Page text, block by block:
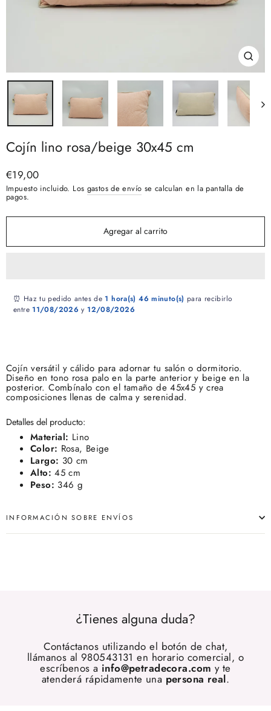
(esc)
Cojín lino rosa/beige 30x45 cm
Precio
habitual
€19,00
Impuesto incluido. Los gastos de envío se calculan en la pantalla de
pagos.
Agregar al carrito
⏰ Haz tu pedido antes de1 hora(s) 46 minuto(s) para recibirlo
entre11/08/2026 y12/08/2026
Cojín versátil y cálido para adornar tu salón o dormitorio.
Diseño en tono rosa palo en la parte anterior y beige en la
posterior. Combínalo con el tamaño de 45x45 y crea
composiciones llenas de calma y serenidad.
Detalles del producto:
Material: Lino
Color: Rosa, Beige
Largo: 30 cm
Alto: 45 cm
Peso: 346 g
INFORMACIÓN SOBRE ENVÍOS
¿Tienes alguna duda?
Contáctanos utilizando el botón de chat,
llámanos al 980543131 en horario comercial, o
escríbenos a info@petradecora.com y te
atenderá rápidamente una persona real.